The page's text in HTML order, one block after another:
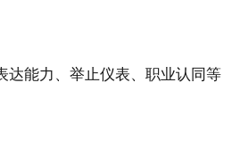
能力、举止仪表、职业认同等